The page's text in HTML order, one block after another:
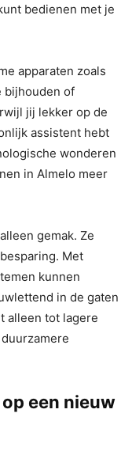
bedienen met je
apparaten zoals
bijhouden of
jij lekker op de
assistent hebt
wonderen
in Almelo meer
gemak. Ze
Met
kunnen
in de gaten
alleen tot lagere
een nieuw